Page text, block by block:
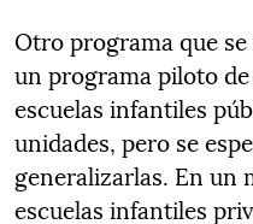
Otro programa que
un programa piloto
escuelas infantiles
unidades, pero se
generalizarlas. En un
escuelas infantiles